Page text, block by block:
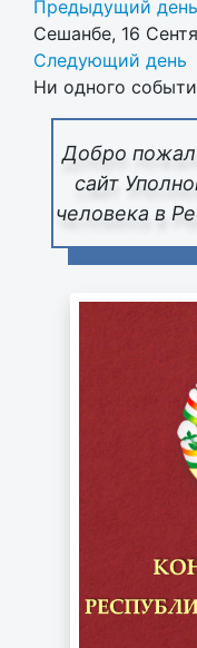
Добро
сайт
человека в
Предыдущий день
Сешанбе, 16
Следующий день
Ни одного